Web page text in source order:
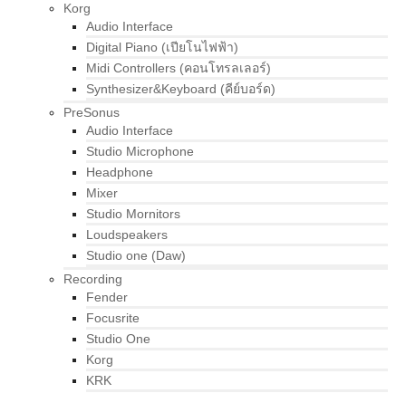
Korg
Audio Interface
Digital Piano (เปียโนไฟฟ้า)
Midi Controllers (คอนโทรลเลอร์)
Synthesizer&Keyboard (คีย์บอร์ด)
PreSonus
Audio Interface
Studio Microphone
Headphone
Mixer
Studio Mornitors
Loudspeakers
Studio one (Daw)
Recording
Fender
Focusrite
Studio One
Korg
KRK